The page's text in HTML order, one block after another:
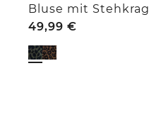
49,99 €